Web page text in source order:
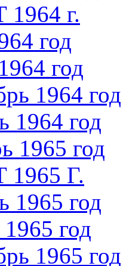
г.
год
год
1964 год
1964 год
1965 год
Г.
1965 год
год
1965 год